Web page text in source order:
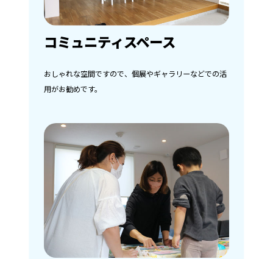
コミュニティスペース
おしゃれな空間ですので、個展やギャラリーなどでの活
用がお勧めです。